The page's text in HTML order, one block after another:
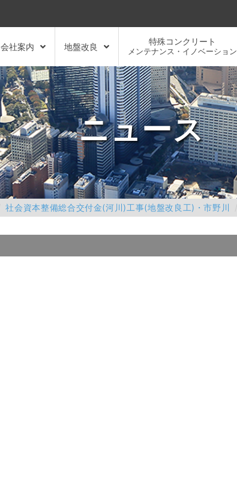
会社案内 地盤改良
特殊コンクリート
メンテナンス・イノベーション
ニュース
社会資本整備総合交付金(河川)工事(地盤改良工)・市野川